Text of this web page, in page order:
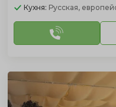
Кухня: Русская,